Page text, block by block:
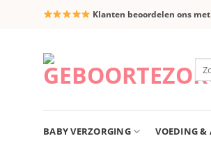
Klanten beoordelen ons met
BABY VERZORGING VOEDING &